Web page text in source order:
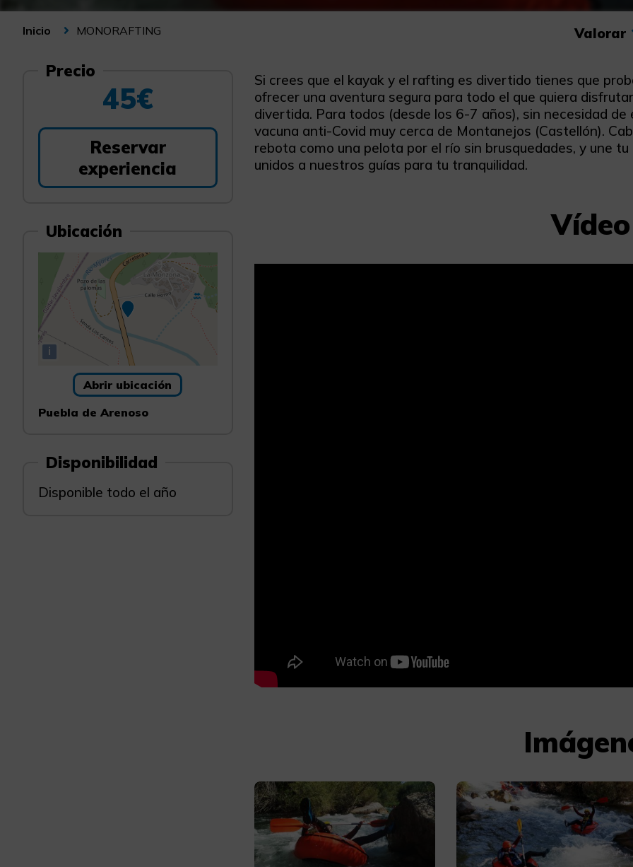
Valorar
Inicio MONORAFTING
Precio
45€
Reservar
experiencia
Ubicación
i
Abrir ubicación
Puebla de Arenoso
Disponibilidad
Disponible todo el año
Si crees que el kayak y el rafting es divertido tienes que
ofrecer una aventura segura para todo el que quiera
divertida. Para todos (desde los 6-7 años), sin necesidad
vacuna anti-Covid muy cerca de Montanejos (Castellón).
rebota como una pelota por el río sin brusquedades, y une
unidos a nuestros guías para tu tranquilidad.
Vídeo